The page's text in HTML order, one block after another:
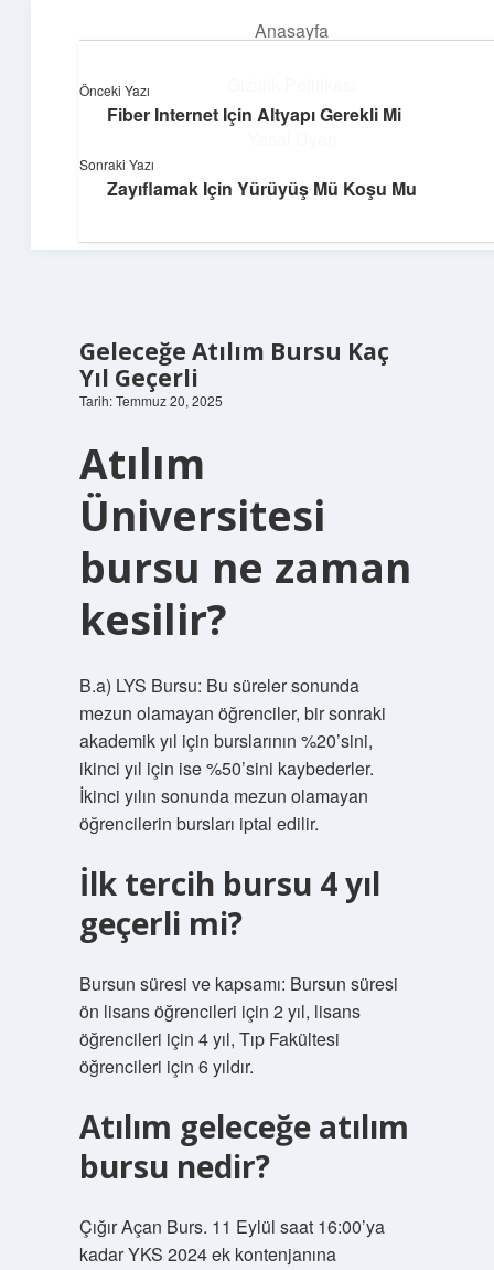
Anasayfa
Hakkımızda
Huzurlu Yaşam Tüyoları
Hayatına ferahlık katan öneriler!
Geleceğe Atılım Bursu Kaç
Yıl Geçerli
Tarih: Temmuz 20, 2025
Atılım
Üniversitesi
bursu ne zaman
kesilir?
B.a) LYS Bursu: Bu süreler sonunda
mezun olamayan öğrenciler, bir sonraki
akademik yıl için burslarının %20’sini,
ikinci yıl için ise %50’sini kaybederler.
İkinci yılın sonunda mezun olamayan
öğrencilerin bursları iptal edilir.
İlk tercih bursu 4 yıl
geçerli mi?
Bursun süresi ve kapsamı: Bursun süresi
ön lisans öğrencileri için 2 yıl, lisans
öğrencileri için 4 yıl, Tıp Fakültesi
öğrencileri için 6 yıldır.
Atılım geleceğe atılım
bursu nedir?
Çığır Açan Burs. 11 Eylül saat 16:00’ya
kadar YKS 2024 ek kontenjanına
Önceki Yazı
Fiber Internet Için Altyapı Gerekli Mi
Sonraki Yazı
Zayıflamak Için Yürüyüş Mü Koşu Mu